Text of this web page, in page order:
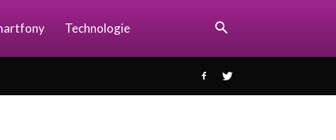
Technologie